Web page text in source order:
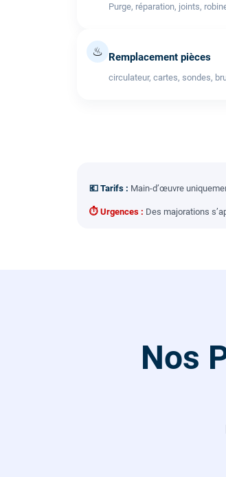
Purge, réparation, joints,
♨ Remplacement pièces
circulateur, cartes, sondes,
💶 Tarifs : Main-d’œuvre
⏱ Urgences : Des majorations
Nos